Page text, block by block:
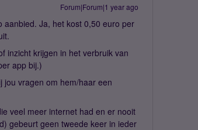
Forum|Forum|1 year ago
aanbied. Ja, het kost 0,50 euro per
inzicht krijgen in het verbruik van
app bij.)
jou vragen om hem/haar een
veel meer internet had en er nooit
gebeurt geen tweede keer in ieder